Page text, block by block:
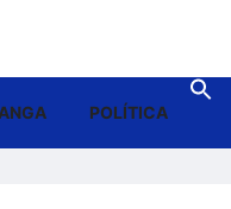
POLÍTICA